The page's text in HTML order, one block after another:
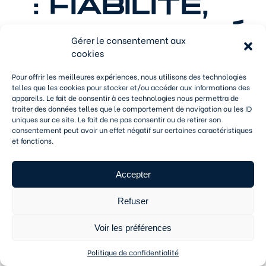
Gérer le consentement aux
cookies
Pour offrir les meilleures expériences, nous utilisons des technologies
telles que les cookies pour stocker et/ou accéder aux informations des
appareils. Le fait de consentir à ces technologies nous permettra de
traiter des données telles que le comportement de navigation ou les ID
uniques sur ce site. Le fait de ne pas consentir ou de retirer son
consentement peut avoir un effet négatif sur certaines caractéristiques
et fonctions.
Accepter
Refuser
Voir les préférences
Politique de confidentialité
: FIABILITÉ,
TRAÇABILITÉ
ET
RÉACTIVITÉ
et traçabilité. Depuis plusieurs décennies, le
met son savoir-faire au service
des industriels agroalimentaires et des enseignes
de grande distribution, pour un
température dirigée comme en ambiante.
Un besoin spécifique ? Contactez-nous pour